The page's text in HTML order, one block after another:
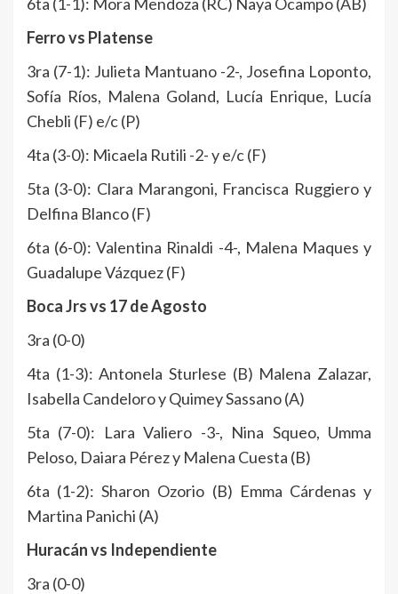
Ferro vs Platense
3ra (7-1): Julieta Mantuano -2-, Josefina Loponto,
Sofía Ríos, Malena Goland, Lucía Enrique, Lucía
Chebli (F) e/c (P)
4ta (3-0): Micaela Rutili -2- y e/c (F)
5ta (3-0): Clara Marangoni, Francisca Ruggiero y
Delfina Blanco (F)
6ta (6-0): Valentina Rinaldi -4-, Malena Maques y
Guadalupe Vázquez (F)
Boca Jrs vs 17 de Agosto
3ra (0-0)
4ta (1-3): Antonela Sturlese (B) Malena Zalazar,
Isabella Candeloro y Quimey Sassano (A)
5ta (7-0): Lara Valiero -3-, Nina Squeo, Umma
Peloso, Daiara Pérez y Malena Cuesta (B)
6ta (1-2): Sharon Ozorio (B) Emma Cárdenas y
Martina Panichi (A)
Huracán vs Independiente
3ra (0-0)